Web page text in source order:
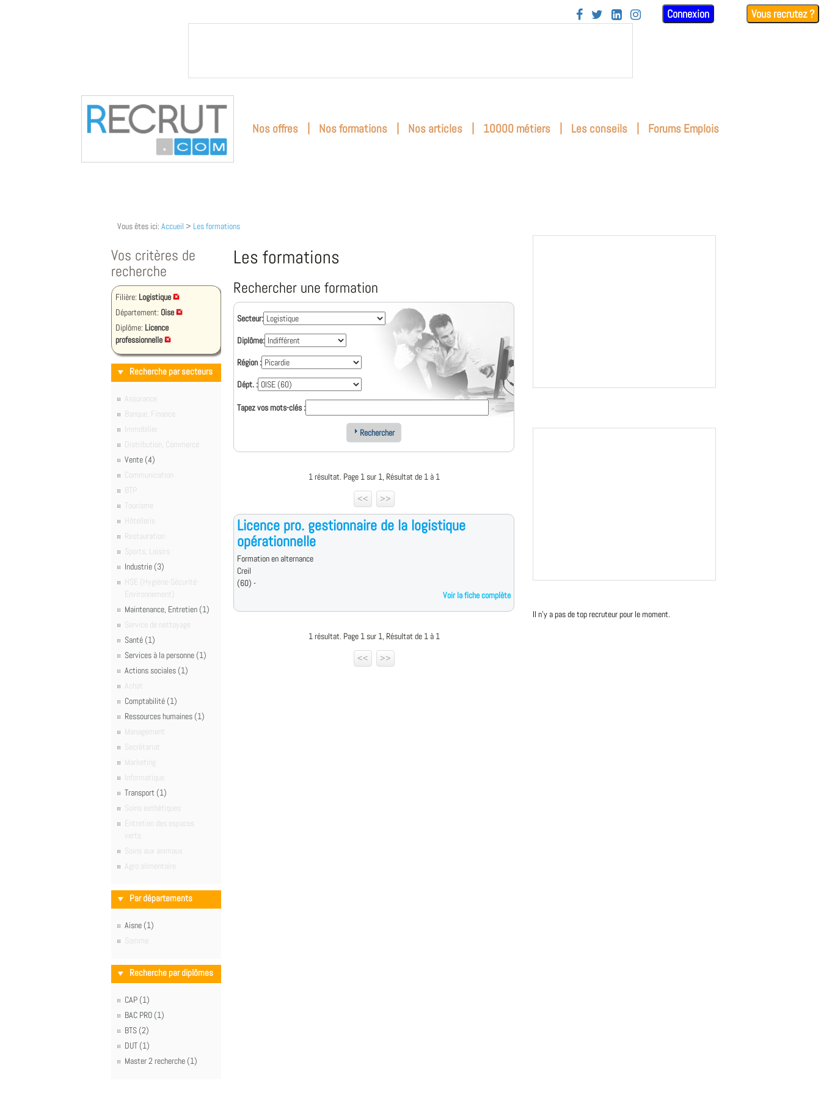
    Connexion Vous recrutez ?
Nos offres | Nos formations | Nos articles | 10000 métiers | Les conseils | Forums Emplois
Vous êtes ici: Accueil > Les formations
Vos critères de
recherche
Filière: Logistique
Département: Oise
Diplôme: Licence
professionnelle
Recherche par secteurs
Assurance
Banque, Finance
Immobilier
Distribution, Commerce
Vente (4)
Communication
BTP
Tourisme
Hôtellerie
Restauration
Sports, Loisirs
Industrie (3)
HSE (Hygiène-Sécurité-
Environnement)
Maintenance, Entretien (1)
Service de nettoyage
Santé (1)
Services à la personne (1)
Actions sociales (1)
Achat
Comptabilité (1)
Ressources humaines (1)
Management
Secrétariat
Marketing
Informatique
Transport (1)
Soins esthétiques
Entretien des espaces
verts
Soins aux animaux
Agro alimentaire
Par départements
Aisne (1)
Somme
Recherche par diplômes
CAP (1)
BAC PRO (1)
BTS (2)
DUT (1)
Master 2 recherche (1)
Les formations
Rechercher une formation
Secteur:
Diplôme:
Région :
Dépt. :
Tapez vos mots-clés :
Rechercher
1 résultat. Page 1 sur 1, Résultat de 1 à 1
<<
>>
Licence pro. gestionnaire de la logistique
opérationnelle
Formation en alternance
Creil
(60) -
Voir la fiche complète
1 résultat. Page 1 sur 1, Résultat de 1 à 1
<<
>>
Il n'y a pas de top recruteur pour le moment.